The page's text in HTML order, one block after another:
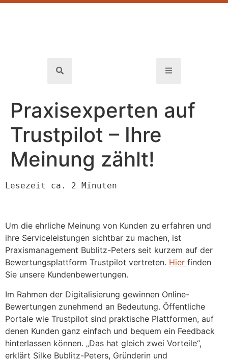
Praxisexperten auf
Trustpilot – Ihre
Meinung zählt!
Lesezeit ca. 2 Minuten
Um die ehrliche Meinung von Kunden zu erfahren und
ihre Serviceleistungen sichtbar zu machen, ist
Praxismanagement Bublitz-Peters seit kurzem auf der
Bewertungsplattform Trustpilot vertreten. Hier finden
Sie unsere Kundenbewertungen.
Im Rahmen der Digitalisierung gewinnen Online-
Bewertungen zunehmend an Bedeutung. Öffentliche
Portale wie Trustpilot sind praktische Plattformen, auf
denen Kunden ganz einfach und bequem ein Feedback
hinterlassen können. „Das hat gleich zwei Vorteile“,
erklärt Silke Bublitz-Peters, Gründerin und